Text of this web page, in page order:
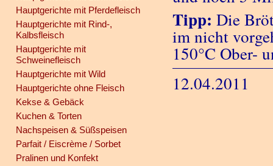
Hauptgerichte mit Pferdefleisch
Hauptgerichte mit Rind-,
Kalbsfleisch
Hauptgerichte mit
Schweinefleisch
Hauptgerichte mit Wild
Hauptgerichte ohne Fleisch
Kekse & Gebäck
Kuchen & Torten
Nachspeisen & Süßspeisen
Parfait / Eiscrème / Sorbet
Pralinen und Konfekt
Tipp: Die
im nicht
150°C Ober-
12.04.2011